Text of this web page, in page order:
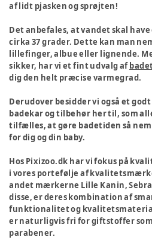
af lidt pjasken og sprøjten!
Det anbefales, at vandet skal
cirka 37 grader. Dette kan man
lillefinger, albue eller lignende.
sikker, har vi et fint udvalg af
dig den helt præcise varmegrad.
Derudover besidder vi også et
badekar og tilbehør her til, som
tilfælles, at gøre badetiden så
for dig og din baby.
Hos Pixizoo.dk har vi fokus på
i vores portefølje af
andet mærkerne Lille Kanin, Sebra
disse, er deres kombination af
funktionalitet og
er naturligvis fri for giftstoffer
parabener.